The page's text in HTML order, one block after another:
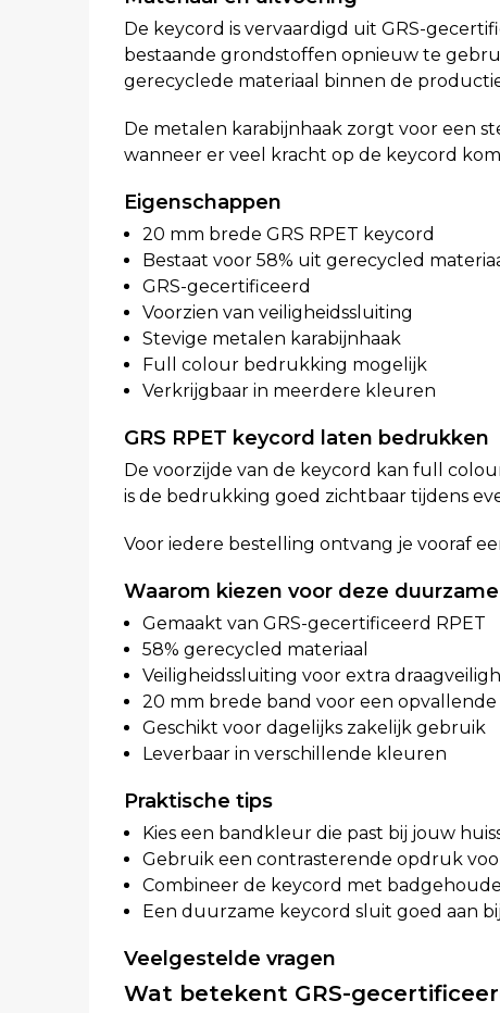
De keycord is vervaardigd uit GRS-
bestaande grondstoffen opnieuw te
gerecyclede materiaal binnen de
De metalen karabijnhaak zorgt voor een
wanneer er veel kracht op de keycord
Eigenschappen
20 mm brede GRS RPET keycord
Bestaat voor 58% uit gerecycled
GRS-gecertificeerd
Voorzien van veiligheidssluiting
Stevige metalen karabijnhaak
Full colour bedrukking mogelijk
Verkrijgbaar in meerdere kleuren
GRS RPET keycord laten bedrukken
De voorzijde van de keycord kan full
is de bedrukking goed zichtbaar tijdens
Voor iedere bestelling ontvang je vooraf
Waarom kiezen voor deze
Gemaakt van GRS-gecertificeerd RPET
58% gerecycled materiaal
Veiligheidssluiting voor extra
20 mm brede band voor een
Geschikt voor dagelijks zakelijk gebruik
Leverbaar in verschillende kleuren
Praktische tips
Kies een bandkleur die past bij jouw
Gebruik een contrasterende opdruk
Combineer de keycord met
Een duurzame keycord sluit goed aan
Veelgestelde vragen
Wat betekent GRS-